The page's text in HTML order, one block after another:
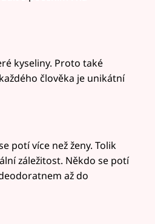
kyseliny. Proto také
člověka je unikátní
potí více než ženy. Tolik
záležitost. Někdo se potí
až do